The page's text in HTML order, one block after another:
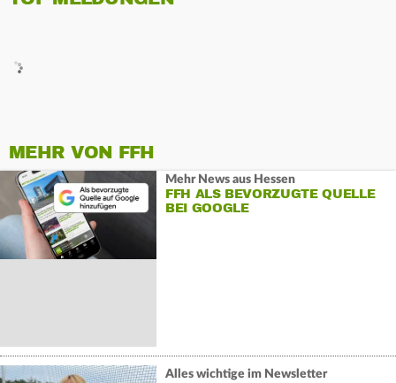
MEHR VON FFH
Mehr News aus Hessen
FFH ALS BEVORZUGTE QUELLE
BEI GOOGLE
Alles wichtige im Newsletter